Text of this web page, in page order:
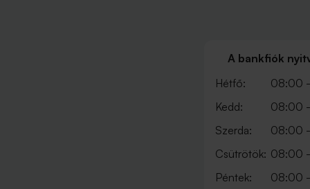
A bankfiók
Hétfő:
08:00
Kedd:
08:00
Szerda:
08:00
Csütrötök: 08:00
Péntek:
08:00